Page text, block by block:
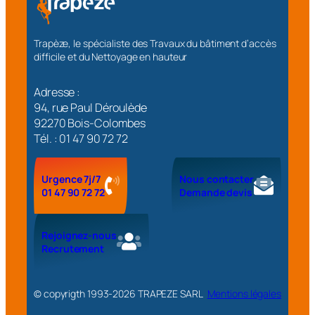
Trapèze, le spécialiste des Travaux du bâtiment d’accès
difficile et du Nettoyage en hauteur
Adresse :
94, rue Paul Déroulède
92270 Bois-Colombes
Tél. : 01 47 90 72 72
Urgence 7j/7
01 47 90 72 72
Nous contacter
Demande devis
Rejoignez-nous
Recrutement
© copyrigth 1993-2026 TRAPEZE SARL Mentions légales